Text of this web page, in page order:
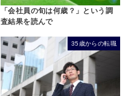
「会社員の旬は何歳？」という調
査結果を読んで
35歳からの転職